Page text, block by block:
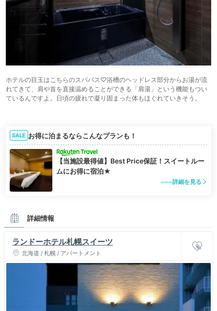
ホテルの目玉はこちらのスパバス♡浴槽のヘッドレス部分からお湯が流
れてきて、肩や首を直接温めることができる「肩湯」という機能もつい
ているんですよ。日頃の疲れで凝り固まった体もほぐれていきそう。
SALE お得に泊まるならこんなプランも！
【当施設最得値】Best Price保証！スイートルー
ムにお得に宿泊★
詳細を見る
詳細情報
ランドーホテル札幌スイーツ
北海道 / 札幌 / アパートメント